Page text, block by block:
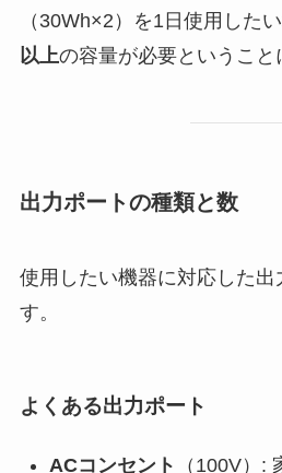
（30Wh×2）を1日使用したい
以上の容量が必要ということ
出力ポートの種類と数
使用したい機器に対応した
す。
よくある出力ポート
ACコンセント
（100V）: